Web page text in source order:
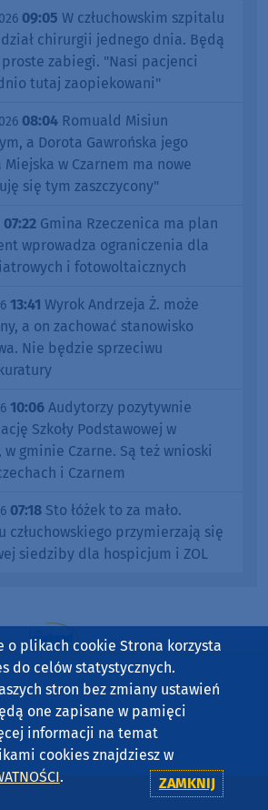
09:05 W człuchowskim szpitalu
chirurgii jednego dnia. Będą
zabiegi. "Nasi pacjenci
tutaj zaopiekowani"
08:04 Romuald Misiun
a Dorota Gawrońska jego
w Czarnem ma nowe
się tym zaszczycony"
07:22 Gmina Rzeczenica ma plan
wprowadza ograniczenia dla
i fotowoltaicznych
13:41 Wyrok Andrzeja Ż. może
a on zachować stanowisko
Nie będzie sprzeciwu
10:06 Audytorzy pozytywnie
Szkoły Podstawowej w
gminie Czarne. Są też wnioski
i Czarnem
07:18 Sto łóżek to za mało.
człuchowskiego przymierzają się
siedziby dla hospicjum i ZOL
o plikach cookie Strona korzysta
do celów statystycznych.
stron bez zmiany ustawień
one zapisane w pamięci
informacji na temat
cookies znajdziesz w
. ZAMKNIJ